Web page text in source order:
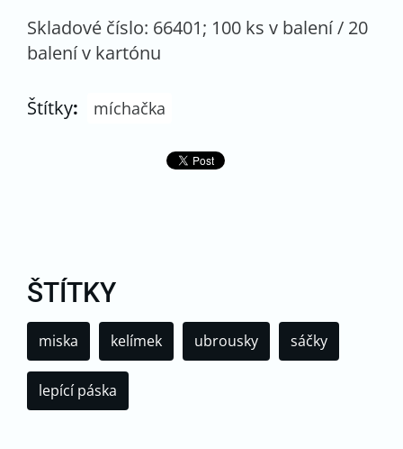
Skladové číslo: 66401; 100 ks v balení / 20
balení v kartónu
Štítky: míchačka
ŠTÍTKY
miska kelímek ubrousky sáčky
lepící páska